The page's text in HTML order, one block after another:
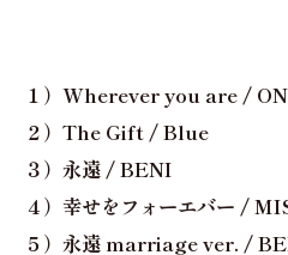
１）Wherever you are /
２）The Gift / Blue
３）永遠 / BENI
４）幸せをフォーエバー /
５）永遠 marriage ver. /